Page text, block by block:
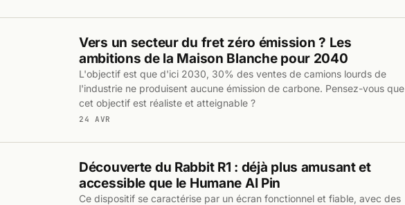
Vers un secteur du fret zéro émission ? Les
ambitions de la Maison Blanche pour 2040
L'objectif est que d'ici 2030, 30% des ventes de camions lourds de
l'industrie ne produisent aucune émission de carbone. Pensez-vous que
cet objectif est réaliste et atteignable ?
24 AVR
Découverte du Rabbit R1 : déjà plus amusant et
accessible que le Humane AI Pin
Ce dispositif se caractérise par un écran fonctionnel et fiable, avec des